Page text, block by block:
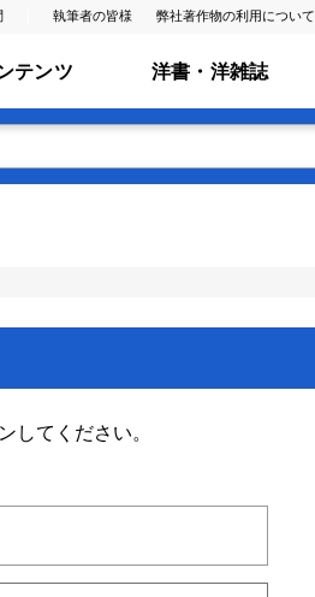
執筆者の皆様 弊社著作物の利用について
テンツ 洋書・洋雑誌
してください。